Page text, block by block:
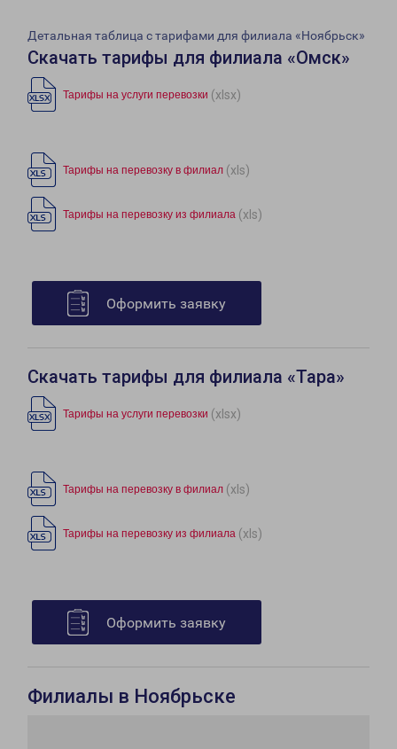
Детальная таблица с тарифами для филиала «Ноябрьск»
Скачать тарифы для филиала «Омск»
Тарифы на услуги перевозки (xlsx)
Тарифы на перевозку в филиал (xls)
Тарифы на перевозку из филиала (xls)
Оформить заявку
Скачать тарифы для филиала «Тара»
Тарифы на услуги перевозки (xlsx)
Тарифы на перевозку в филиал (xls)
Тарифы на перевозку из филиала (xls)
Оформить заявку
Филиалы в Ноябрьске